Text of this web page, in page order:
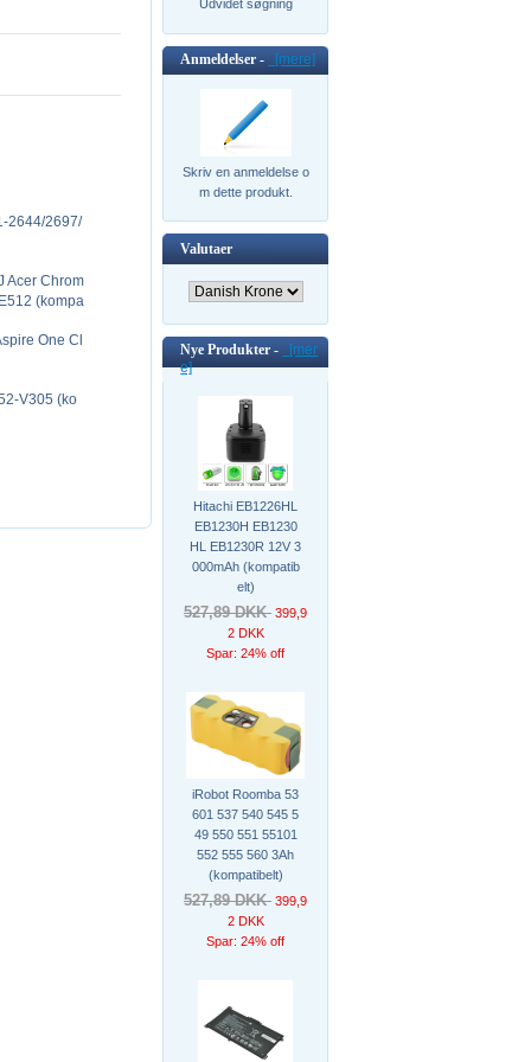
2644/2697/
Acer Chrom
(kompa
One Cl
V305 (ko
Udvidet søgning
Anmeldelser - [mere]
Skriv en anmeldelse o
m dette produkt.
Valutaer
Nye Produkter -
[mer
e]
Hitachi EB1226HL
EB1230H EB1230
HL EB1230R 12V 3
000mAh (kompatib
elt)
527,89 DKK 399,9
2 DKK
Spar: 24% off
iRobot Roomba 53
601 537 540 545 5
49 550 551 55101
552 555 560 3Ah
(kompatibelt)
527,89 DKK 399,9
2 DKK
Spar: 24% off